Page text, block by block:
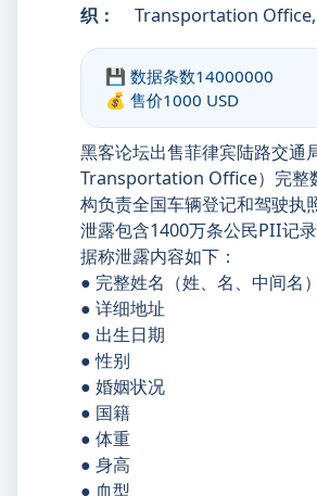
织：
Transportation Office,
💾 数据条数14000000
💰 售价1000 USD
黑客论坛出售菲律宾陆路交通
Transportation Office）完整
构负责全国车辆登记和驾驶执
泄露包含1400万条公民PII记录
据称泄露内容如下：
● 完整姓名（姓、名、中间名）
● 详细地址
● 出生日期
● 性别
● 婚姻状况
● 国籍
● 体重
● 身高
● 血型